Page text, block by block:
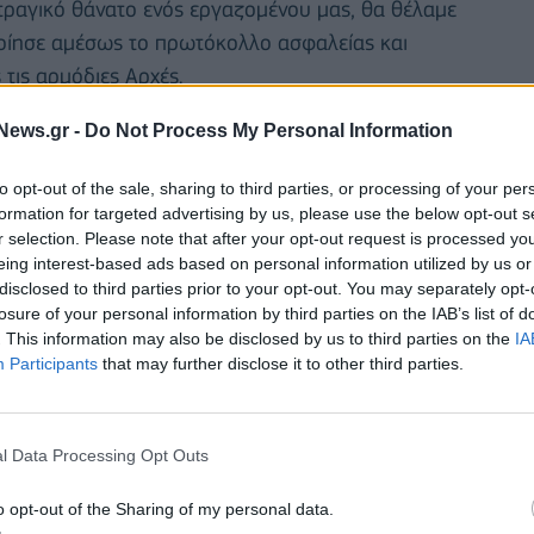
- Do Not Process My Personal Information
opt-out of the sale, sharing to third parties, or processing of your
for targeted advertising by us, please use the below opt-out
selection. Please note that after your opt-out request is processed
interest-based ads based on personal information utilized by us
to third parties prior to your opt-out. You may separately
of your personal information by third parties on the IAB’s list of
This information may also be disclosed by us to third parties on the
Participants that may further disclose it to other third parties.
Data Processing Opt Outs
opt-out of the Sharing of my personal data.
θάνατο ενός εργαζομένου μας, θα θέλαμε
αμέσως το πρωτόκολλο ασφαλείας και
αρμόδιες Αρχές.
πυροσβεστικής υπηρεσίας, και όλοι οι υπόλοιποι
να αναστείλει τις δραστηριότητες της μέχρι
αίτια του ατυχήματος σε απόλυτη συνεργασία με
του θανόντος και η προτεραιότητα μας είναι να
τις πολύ δύσκολες στιγμές.